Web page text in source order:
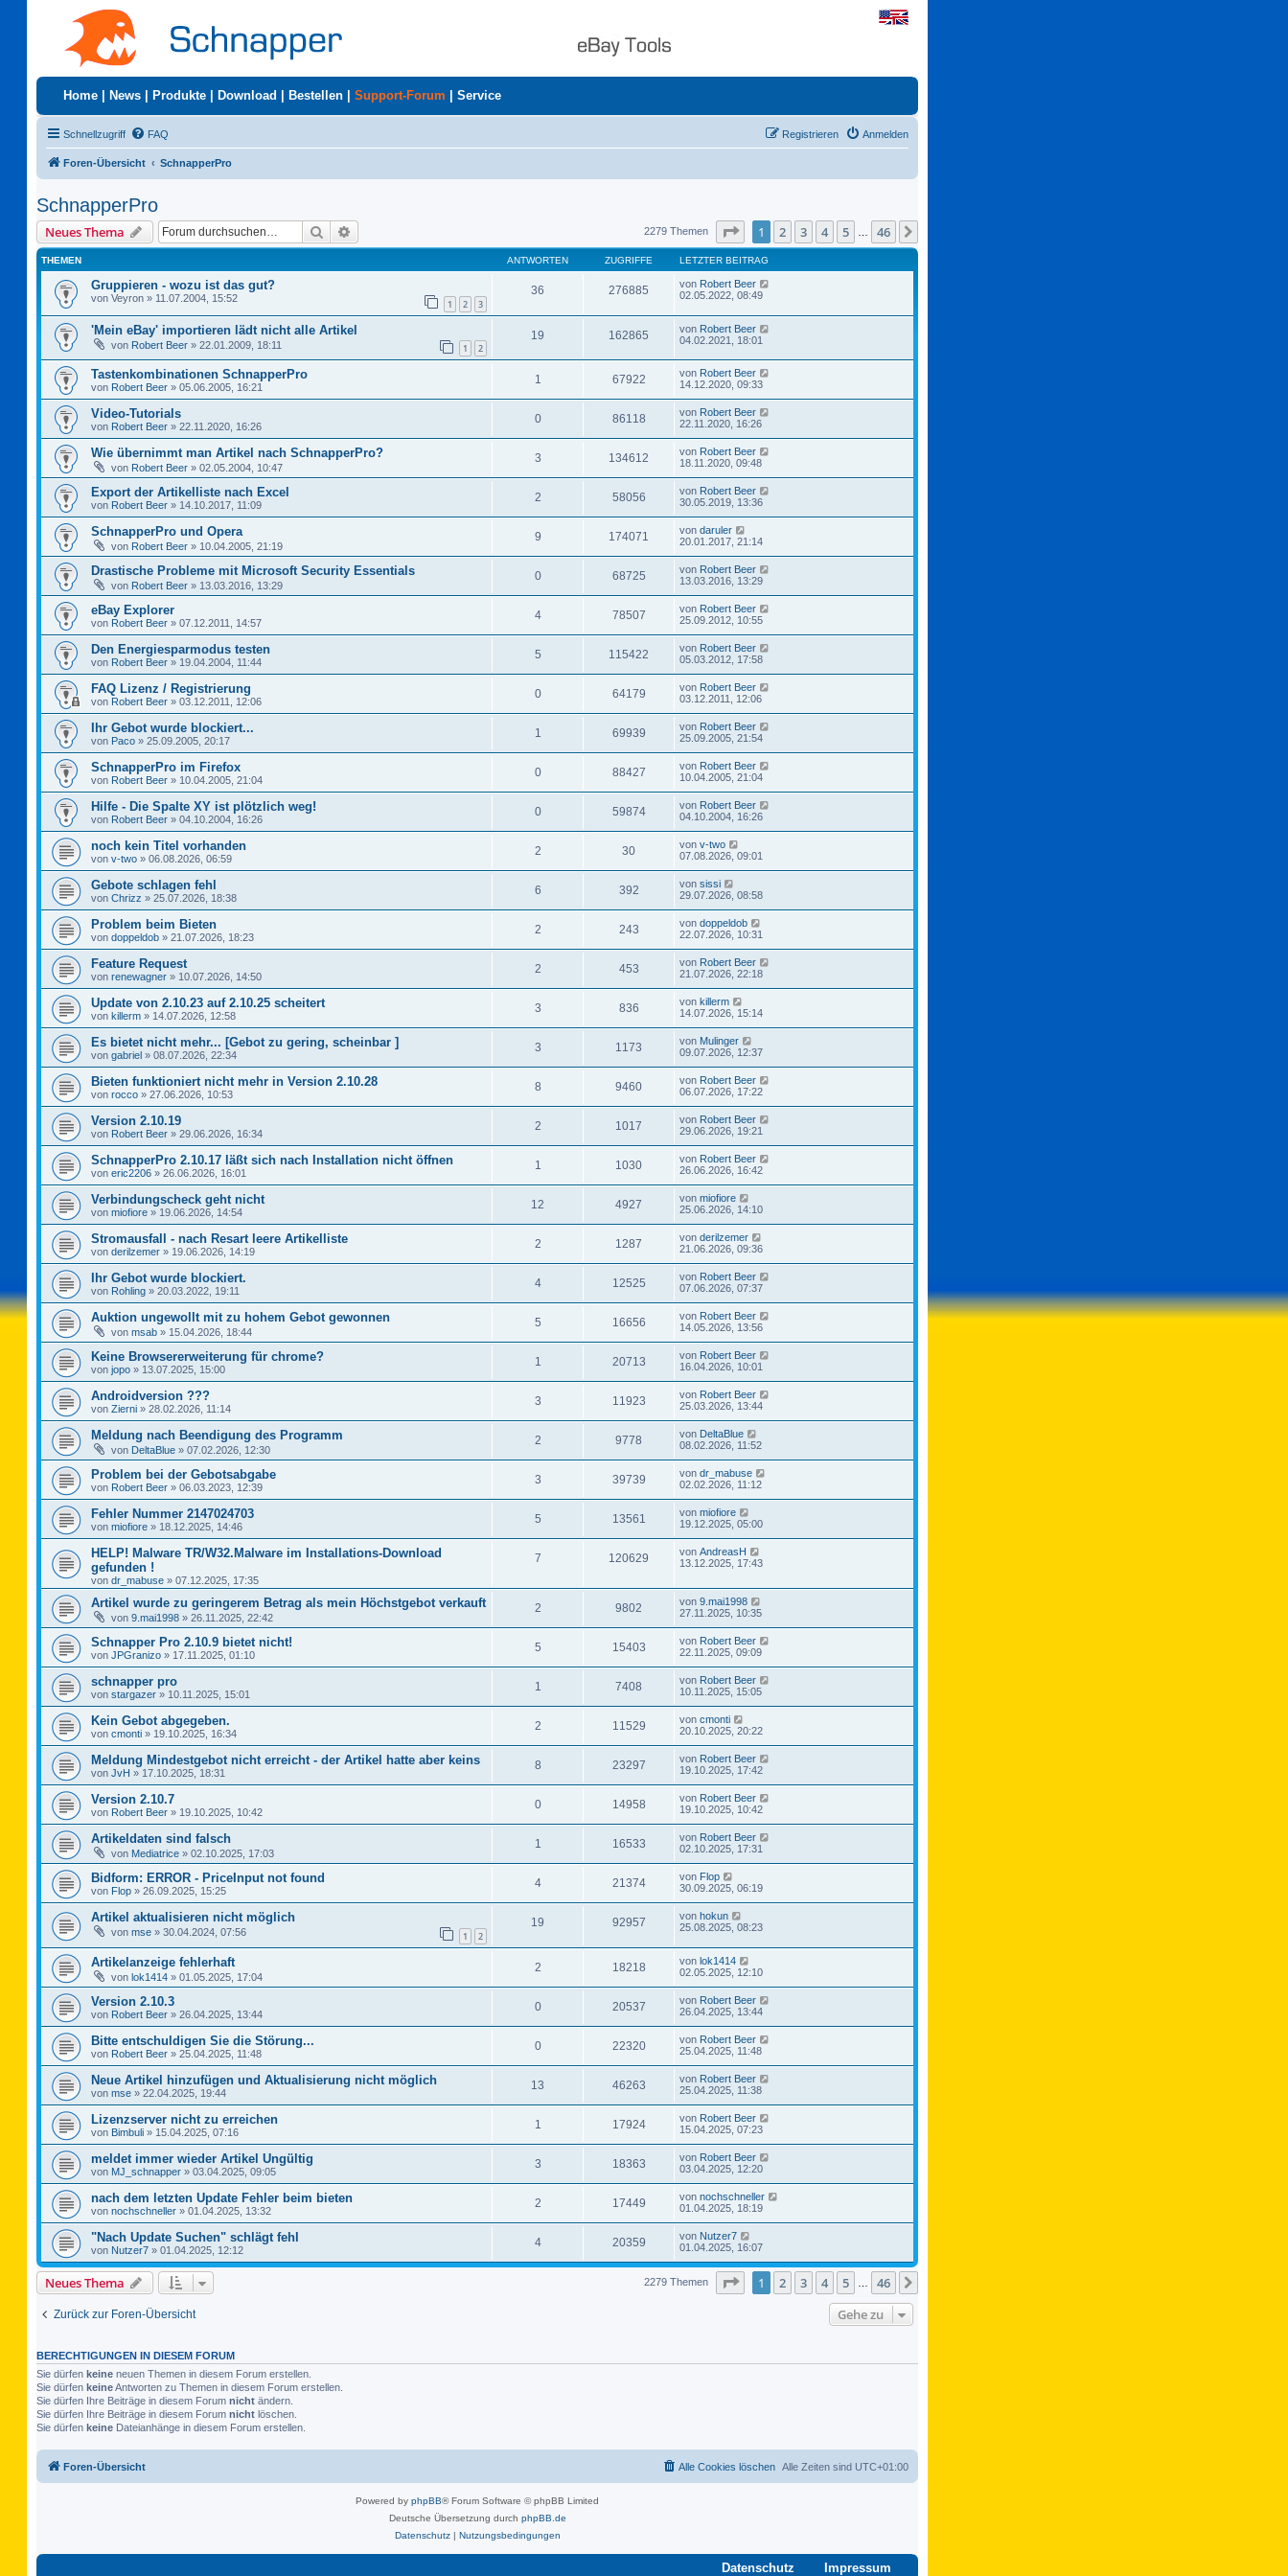
Home News Produkte Download Bestellen Support-Forum Service
Schnellzugriff FAQ Anmelden
Registrieren
Foren-Übersicht SchnapperPro
SchnapperPro
Neues Thema Suche 2279 Themen Seite von46
1 2 3 4 5 46
THEMEN ANTWORTEN ZUGRIFFE LETZTER BEITRAG
Gruppieren - wozu ist das gut?
von Veyron » 11.07.2004, 15:52 1 2 3
36 276885 von Robert Beer
02.05.2022, 08:49
'Mein eBay' importieren lädt nicht alle Artikel
von Robert Beer » 22.01.2009, 18:11 1 2
19 162865 von Robert Beer
04.02.2021, 18:01
Tastenkombinationen SchnapperPro
von Robert Beer » 05.06.2005, 16:21
1 67922 von Robert Beer
14.12.2020, 09:33
Video-Tutorials
von Robert Beer » 22.11.2020, 16:26
0 86118 von Robert Beer
22.11.2020, 16:26
Wie übernimmt man Artikel nach SchnapperPro?
von Robert Beer » 02.05.2004, 10:47
3 134612 von Robert Beer
18.11.2020, 09:48
Export der Artikelliste nach Excel
von Robert Beer » 14.10.2017, 11:09
2 58056 von Robert Beer
30.05.2019, 13:36
SchnapperPro und Opera
von Robert Beer » 10.04.2005, 21:19
9 174071 von daruler
20.01.2017, 21:14
Drastische Probleme mit Microsoft Security Essentials
von Robert Beer » 13.03.2016, 13:29
0 68725 von Robert Beer
13.03.2016, 13:29
eBay Explorer
von Robert Beer » 07.12.2011, 14:57
4 78507 von Robert Beer
25.09.2012, 10:55
Den Energiesparmodus testen
von Robert Beer » 19.04.2004, 11:44
5 115422 von Robert Beer
05.03.2012, 17:58
FAQ Lizenz / Registrierung
von Robert Beer » 03.12.2011, 12:06
0 64179 von Robert Beer
03.12.2011, 12:06
Ihr Gebot wurde blockiert...
von Paco » 25.09.2005, 20:17
1 69939 von Robert Beer
25.09.2005, 21:54
SchnapperPro im Firefox
von Robert Beer » 10.04.2005, 21:04
0 88427 von Robert Beer
10.04.2005, 21:04
Hilfe - Die Spalte XY ist plötzlich weg!
von Robert Beer » 04.10.2004, 16:26
0 59874 von Robert Beer
04.10.2004, 16:26
noch kein Titel vorhanden
von v-two » 06.08.2026, 06:59
2 30 von v-two
07.08.2026, 09:01
Gebote schlagen fehl
von Chrizz » 25.07.2026, 18:38
6 392 von sissi
29.07.2026, 08:58
Problem beim Bieten
von doppeldob » 21.07.2026, 18:23
2 243 von doppeldob
22.07.2026, 10:31
Feature Request
von renewagner » 10.07.2026, 14:50
2 453 von Robert Beer
21.07.2026, 22:18
Update von 2.10.23 auf 2.10.25 scheitert
von killerm » 14.07.2026, 12:58
3 836 von killerm
14.07.2026, 15:14
Es bietet nicht mehr... [Gebot zu gering, scheinbar ]
von gabriel » 08.07.2026, 22:34
3 1173 von Mulinger
09.07.2026, 12:37
Bieten funktioniert nicht mehr in Version 2.10.28
von rocco » 27.06.2026, 10:53
8 9460 von Robert Beer
06.07.2026, 17:22
Version 2.10.19
von Robert Beer » 29.06.2026, 16:34
2 1017 von Robert Beer
29.06.2026, 19:21
SchnapperPro 2.10.17 läßt sich nach Installation nicht öffnen
von eric2206 » 26.06.2026, 16:01
1 1030 von Robert Beer
26.06.2026, 16:42
Verbindungscheck geht nicht
von miofiore » 19.06.2026, 14:54
12 4927 von miofiore
25.06.2026, 14:10
Stromausfall - nach Resart leere Artikelliste
von derilzemer » 19.06.2026, 14:19
2 1287 von derilzemer
21.06.2026, 09:36
Ihr Gebot wurde blockiert.
von Rohling » 20.03.2022, 19:11
4 12525 von Robert Beer
07.06.2026, 07:37
Auktion ungewollt mit zu hohem Gebot gewonnen
von msab » 15.04.2026, 18:44
5 16656 von Robert Beer
14.05.2026, 13:56
Keine Browsererweiterung für chrome?
von jopo » 13.07.2025, 15:00
1 20713 von Robert Beer
16.04.2026, 10:01
Androidversion ???
von Zierni » 28.02.2026, 11:14
3 11923 von Robert Beer
25.03.2026, 13:44
Meldung nach Beendigung des Programm
von DeltaBlue » 07.02.2026, 12:30
2 9778 von DeltaBlue
08.02.2026, 11:52
Problem bei der Gebotsabgabe
von Robert Beer » 06.03.2023, 12:39
3 39739 von dr_mabuse
02.02.2026, 11:12
Fehler Nummer 2147024703
von miofiore » 18.12.2025, 14:46
5 13561 von miofiore
19.12.2025, 05:00
HELP! Malware TR/W32.Malware im Installations-Download
gefunden !
von dr_mabuse » 07.12.2025, 17:35
7 120629 von AndreasH
13.12.2025, 17:43
Artikel wurde zu geringerem Betrag als mein Höchstgebot verkauft
von 9.mai1998 » 26.11.2025, 22:42
2 9802 von 9.mai1998
27.11.2025, 10:35
Schnapper Pro 2.10.9 bietet nicht!
von JPGranizo » 17.11.2025, 01:10
5 15403 von Robert Beer
22.11.2025, 09:09
schnapper pro
von stargazer » 10.11.2025, 15:01
1 7408 von Robert Beer
10.11.2025, 15:05
Kein Gebot abgegeben.
von cmonti » 19.10.2025, 16:34
2 11529 von cmonti
20.10.2025, 20:22
Meldung Mindestgebot nicht erreicht - der Artikel hatte aber keins
von JvH » 17.10.2025, 18:31
8 23297 von Robert Beer
19.10.2025, 17:42
Version 2.10.7
von Robert Beer » 19.10.2025, 10:42
0 14958 von Robert Beer
19.10.2025, 10:42
Artikeldaten sind falsch
von Mediatrice » 02.10.2025, 17:03
1 16533 von Robert Beer
02.10.2025, 17:31
Bidform: ERROR - PriceInput not found
von Flop » 26.09.2025, 15:25
4 21374 von Flop
30.09.2025, 06:19
Artikel aktualisieren nicht möglich
von mse » 30.04.2024, 07:56 1 2
19 92957 von hokun
25.08.2025, 08:23
Artikelanzeige fehlerhaft
von lok1414 » 01.05.2025, 17:04
2 18218 von lok1414
02.05.2025, 12:10
Version 2.10.3
von Robert Beer » 26.04.2025, 13:44
0 20537 von Robert Beer
26.04.2025, 13:44
Bitte entschuldigen Sie die Störung...
von Robert Beer » 25.04.2025, 11:48
0 22320 von Robert Beer
25.04.2025, 11:48
Neue Artikel hinzufügen und Aktualisierung nicht möglich
von mse » 22.04.2025, 19:44
13 46263 von Robert Beer
25.04.2025, 11:38
Lizenzserver nicht zu erreichen
von Bimbuli » 15.04.2025, 07:16
1 17924 von Robert Beer
15.04.2025, 07:23
meldet immer wieder Artikel Ungültig
von MJ_schnapper » 03.04.2025, 09:05
3 18363 von Robert Beer
03.04.2025, 12:20
nach dem letzten Update Fehler beim bieten
von nochschneller » 01.04.2025, 13:32
2 17449 von nochschneller
01.04.2025, 18:19
"Nach Update Suchen" schlägt fehl
von Nutzer7 » 01.04.2025, 12:12
4 20359 von Nutzer7
01.04.2025, 16:07
Neues Thema 2279 Themen Seite von46
1 2 3 4 5 46
Zurück zur Foren-Übersicht Gehe zu
BERECHTIGUNGEN IN DIESEM FORUM
Sie dürfen keine neuen Themen in diesem Forum erstellen.
Sie dürfen keineAntworten zu Themen in diesem Forum erstellen.
Sie dürfen Ihre Beiträge in diesem Forum nicht ändern.
Sie dürfen Ihre Beiträge in diesem Forum nicht löschen.
Sie dürfen keine Dateianhänge in diesem Forum erstellen.
Foren-Übersicht Alle Zeiten sind UTC+01:00
Alle Cookies löschen
Powered by phpBB® Forum Software © phpBB Limited
Deutsche Übersetzung durch phpBB.de
Datenschutz| Nutzungsbedingungen
Datenschutz Impressum